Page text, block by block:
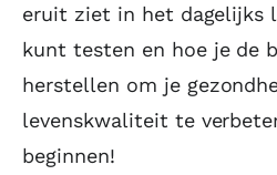
eruit ziet in het dagelijks
kunt testen en hoe je de
herstellen om je
levenskwaliteit te
beginnen!